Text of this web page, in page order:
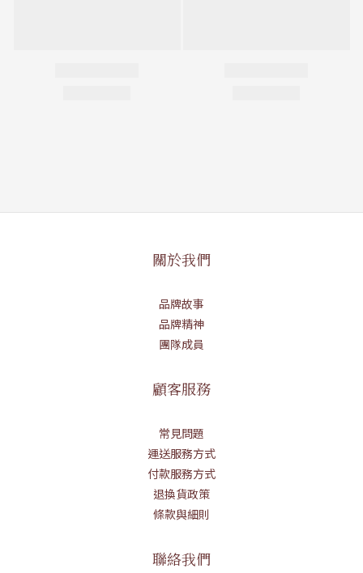
關於我們
品牌故事
品牌精神
團隊成員
顧客服務
常見問題
運送服務方式
付款服務方式
退換貨政策
條款與細則
聯絡我們